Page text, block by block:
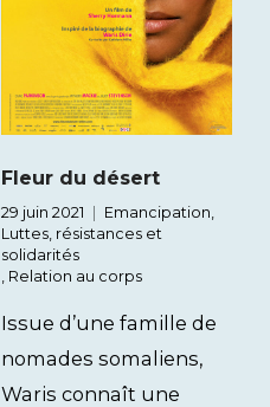
Fleur du désert
29 juin 2021 Emancipation,
Luttes, résistances et
solidarités
, Relation au corps
Issue d’une famille de
nomades somaliens,
Waris connaît une